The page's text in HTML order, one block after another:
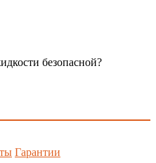
безопасной?
Гарантии